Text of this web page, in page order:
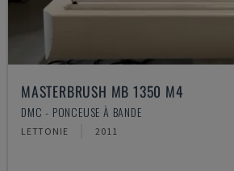
MASTERBRUSH MB 1350 M4
DMC - PONCEUSE À BANDE
LETTONIE 2011